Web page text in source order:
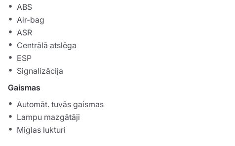
ABS
Air-bag
ASR
Centrālā atslēga
ESP
Signalizācija
Gaismas
Automāt. tuvās gaismas
Lampu mazgātāji
Miglas lukturi